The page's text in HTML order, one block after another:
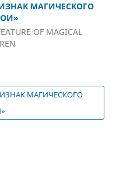
МАГИЧЕСКОГО
OF MAGICAL
МАГИЧЕСКОГО